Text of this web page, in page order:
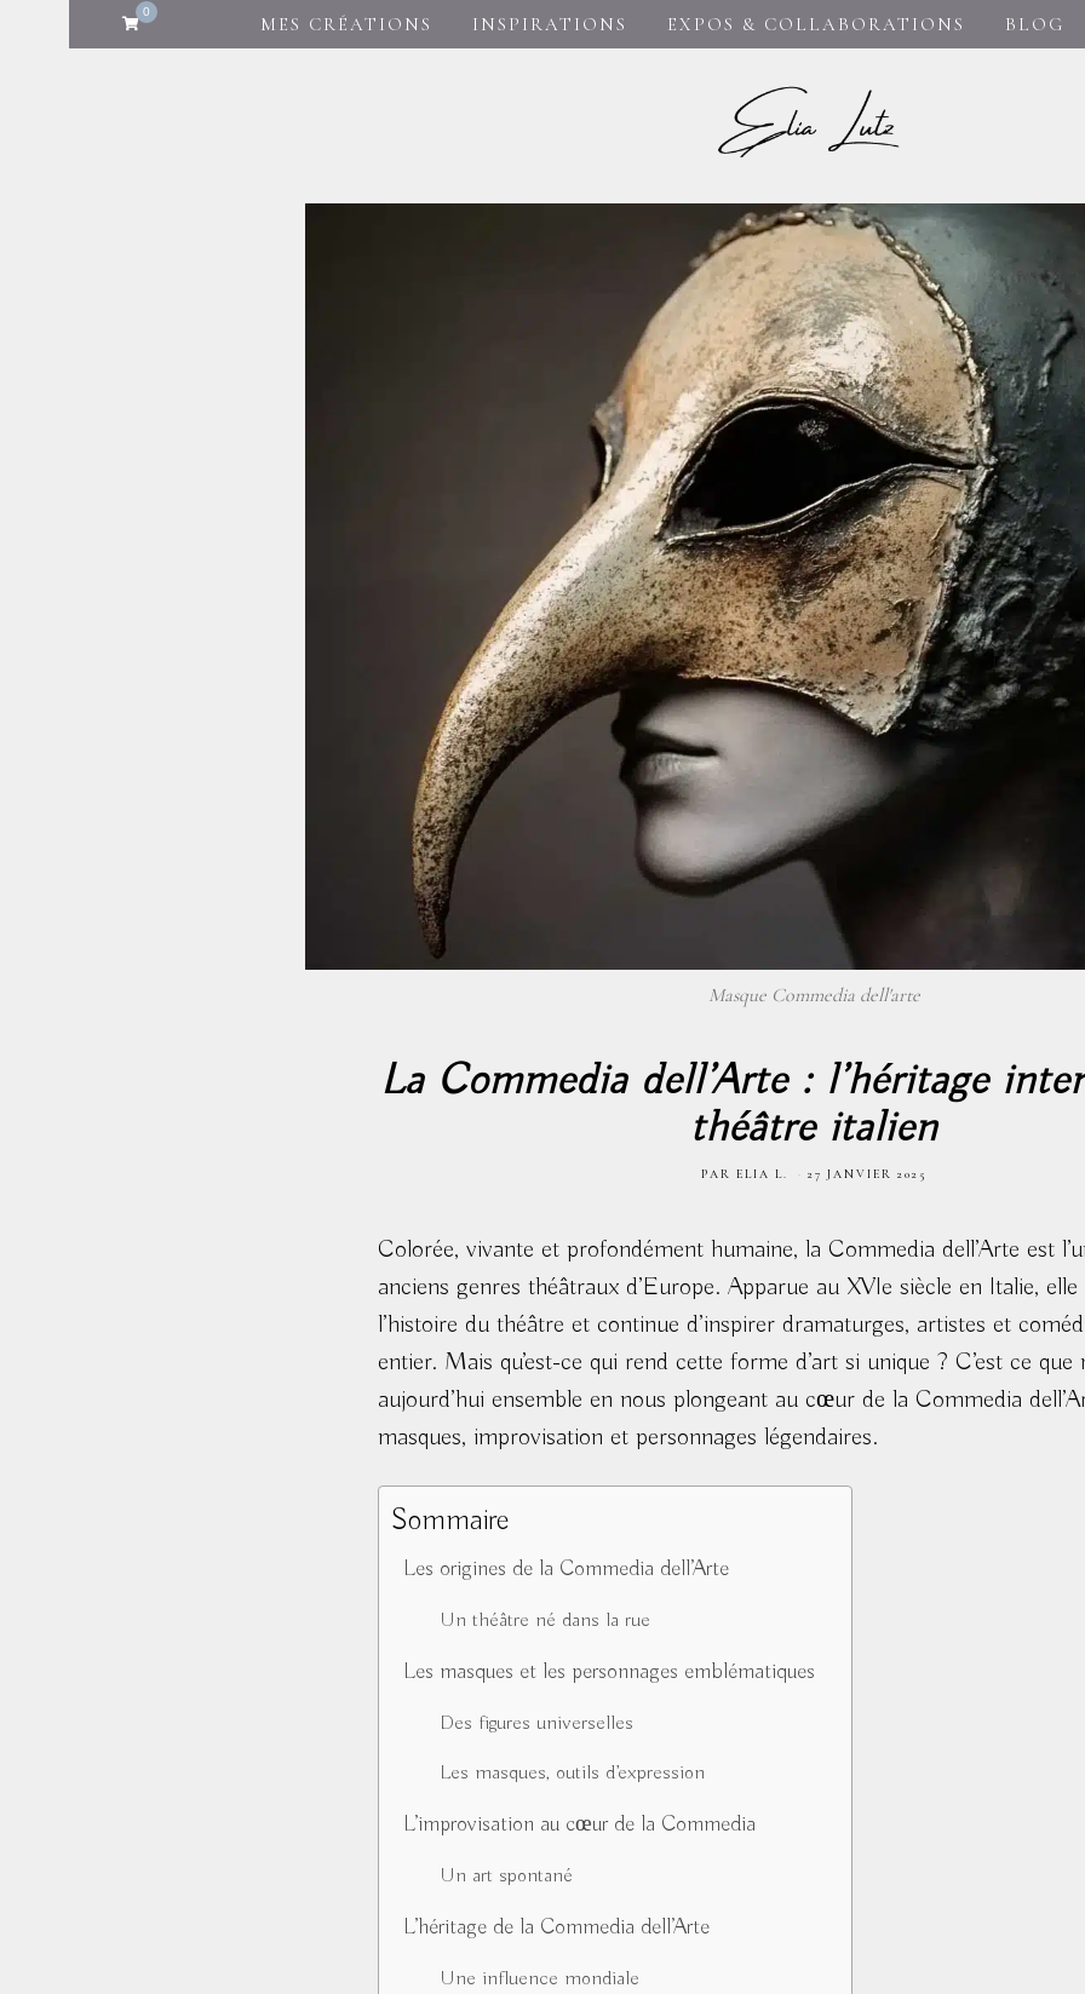
0
MES CRÉATIONS INSPIRATIONS EXPOS & COLLABORATIONS BLOG
Masque Commedia dell'arte
La Commedia dell’Arte : l’héritage
théâtre italien
PAR ELIA L. 27 JANVIER 2025
Colorée, vivante et profondément humaine, la Commedia dell’Arte est
anciens genres théâtraux d’Europe. Apparue au XVIe siècle en Italie,
l’histoire du théâtre et continue d’inspirer dramaturges, artistes et
entier. Mais qu’est-ce qui rend cette forme d’art si unique ? C’est ce
aujourd’hui ensemble en nous plongeant au cœur de la Commedia
masques, improvisation et personnages légendaires.
Sommaire
Les origines de la Commedia dell’Arte
Un théâtre né dans la rue
Les masques et les personnages emblématiques
Des figures universelles
Les masques, outils d’expression
L’improvisation au cœur de la Commedia
Un art spontané
L’héritage de la Commedia dell’Arte
Une influence mondiale